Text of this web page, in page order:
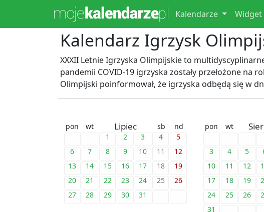
Kalendarze Widget
Kalendarz Igrzysk
XXXII Letnie Igrzyska Olimpijskie to
pandemii COVID-19 igrzyska zostały przełożone na
Olimpijski poinformował, że igrzyska odbędą się w
pon
wt Lipiec sb
nd
1
2 3 4
5
6
7 8 9 10 11
12
13
14 15 16 17 18
19
20
21 22 23 24 25
26
27
28 29 30 31
pon wt
3
4 5
10
11 12
17
18 19
24
25 26
31